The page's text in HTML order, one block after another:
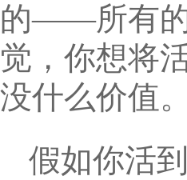
的——所有的
觉，你想将
没什么价值。
假如你活